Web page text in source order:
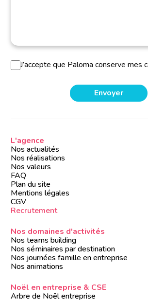
J’accepte que Paloma conserve mes
L'agence
Nos actualités
Nos réalisations
Nos valeurs
FAQ
Plan du site
Mentions légales
CGV
Recrutement
Nos domaines d'activités
Nos teams building
Nos séminaires par destination
Nos journées famille en entreprise
Nos animations
Noël en entreprise & CSE
Arbre de Noël entreprise